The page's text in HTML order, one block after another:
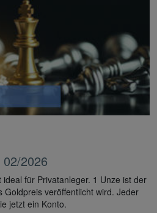
2026
für Privatanleger. 1 Unze ist der
Goldpreis veröffentlicht wird. Jeder
jetzt ein Konto.